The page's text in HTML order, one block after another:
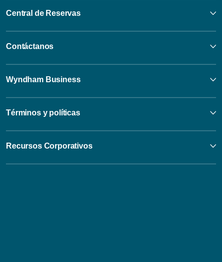
Central de Reservas
Contáctanos
Wyndham Business
Términos y políticas
Recursos Corporativos